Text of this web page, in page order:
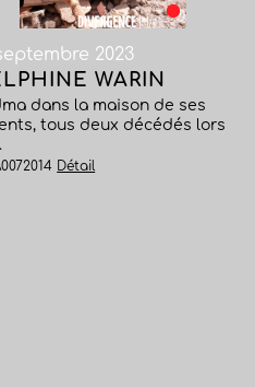
2023
WARIN
dans la maison de ses
tous deux décédés lors
Détail